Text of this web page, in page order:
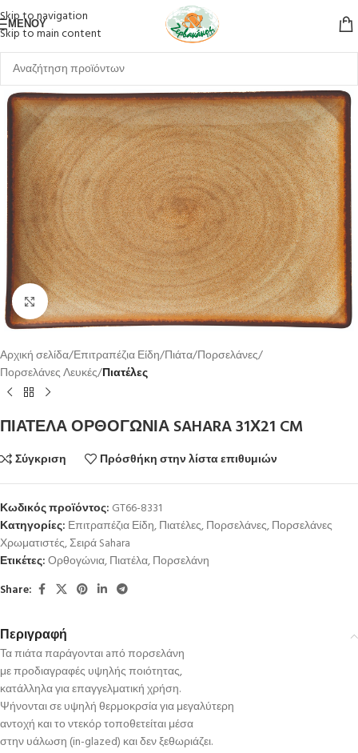
Skip to navigation
Skip to main content
ΜΕΝΟΎ
Κλικ για μεγέθυνση
Αρχική σελίδα Επιτραπέζια Είδη Πιάτα Πορσελάνες
Πορσελάνες Λευκές Πιατέλες
ΠΙΑΤΕΛΑ ΟΡΘΟΓΩΝΙΑ SAHARA 31Χ21 CM
Σύγκριση Πρόσθήκη στην λίστα επιθυμιών
Κωδικός προϊόντος: GT66-8331
Κατηγορίες: Επιτραπέζια Είδη,Πιατέλες,Πορσελάνες,Πορσελάνες
Χρωματιστές,Σειρά Sahara
Ετικέτες:Ορθογώνια,Πιατέλα,Πορσελάνη
Share:
Περιγραφή
Τα πιάτα παράγονται aπό πορσελάνη
με προδιαγραφές υψηλής ποιότητας,
κατάλληλα για επαγγελματική χρήση.
Ψήνονται σε υψηλή θερμοκρσία για μεγαλύτερη
αντοχή και το ντεκόρ τοποθετείται μέσα
στην υάλωση (in-glazed) και δεν ξεθωριάζει.